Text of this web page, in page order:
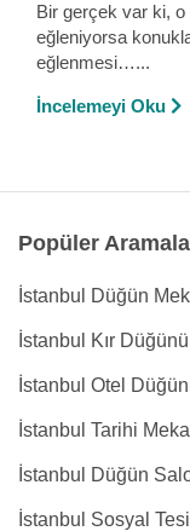
Bir gerçek var ki,
eğleniyorsa
eğlenmesi…...
İncelemeyi Oku
Popüler
İstanbul Düğün
İstanbul Kır Düğünü
İstanbul Otel
İstanbul Tarihi
İstanbul Düğün
İstanbul Sosyal